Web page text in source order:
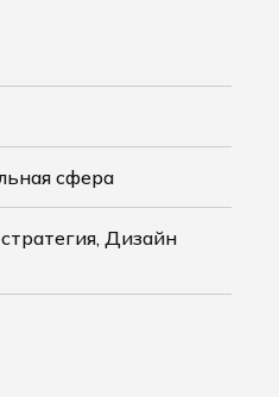
сфера
Дизайн